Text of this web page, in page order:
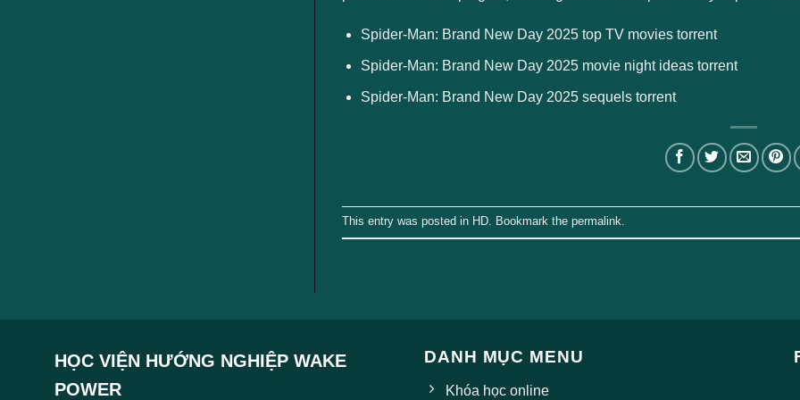
Spider-Man: Brand New Day 2025 top TV movies torrent
Spider-Man: Brand New Day 2025 movie night ideas torrent
Spider-Man: Brand New Day 2025 sequels torrent
This entry was posted in HD . Bookmark the permalink
HỌC VIỆN HƯỚNG NGHIỆP WAKE
POWER
DANH MỤC MENU
Khóa học online